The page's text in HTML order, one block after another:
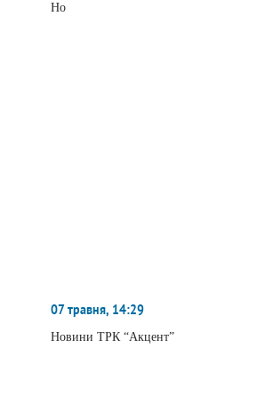
Но
07 травня, 14:29
Новини ТРК “Акцент”